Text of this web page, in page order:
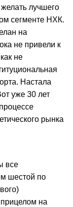
лучшего
сегменте НХК.
на
не привели к
не
Настала
уже 30 лет
рынка
все
шестой по
прицелом на